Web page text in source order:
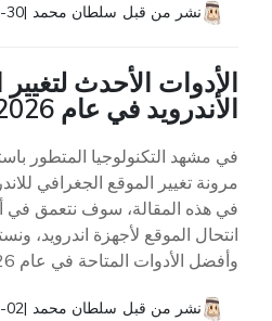
نشر من قبل سلطان محمد |
الأدوات الأحدث
الأندرويد في عام 2026
في مشهد التكنولوجيا المتطور
مرونة تغيير الموقع الجغرافي
في هذه المقالة، سوف نتعمق في
انتحال الموقع لأجهزة اندرويد،
وأفضل الأدوات المتاحة في عام 2026.
نشر من قبل سلطان محمد |